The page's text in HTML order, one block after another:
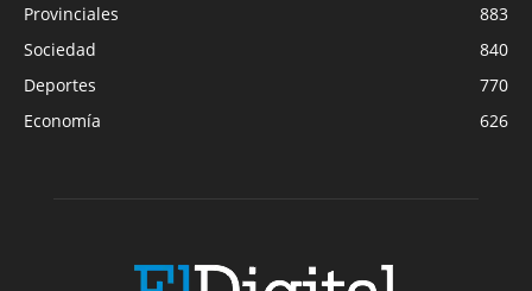
Provinciales
883
Sociedad
840
Deportes
770
Economía
626